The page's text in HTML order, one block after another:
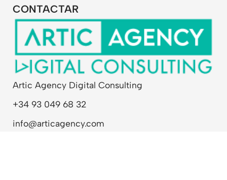
CONTACTAR
Artic Agency Digital Consulting
+34 93 049 68 32
info@articagency.com